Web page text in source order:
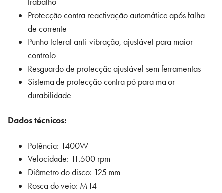
Protecção contra reactivação automática após falha
de corrente
Punho lateral anti-vibração, ajustável para maior
controlo
Resguardo de protecção ajustável sem ferramentas
Sistema de protecção contra pó para maior
durabilidade
Dados técnicos:
Potência: 1400W
Velocidade: 11.500 rpm
Diâmetro do disco: 125 mm
Rosca do veio: M14